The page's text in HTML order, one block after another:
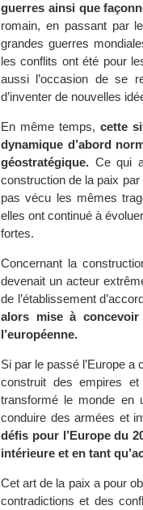
guerres ainsi que
romain, en passant par
grandes guerres
les conflits ont été pour
aussi l’occasion de se
d’inventer de nouvelles
En même temps,cette
dynamique d’abord
géostratégique. Ce qui
construction de la paix
pas vécu les mêmes
elles ont continué à
fortes.
Concernant la
devenait un acteur
de l’établissement
alors mise à
l’européenne.
Si par le passé l’Europe
construit des empires
transformé le monde en
conduire des armées et
défis pour l’Europe du
intérieure et en tant
Cet art de la paix a pour
contradictions et des